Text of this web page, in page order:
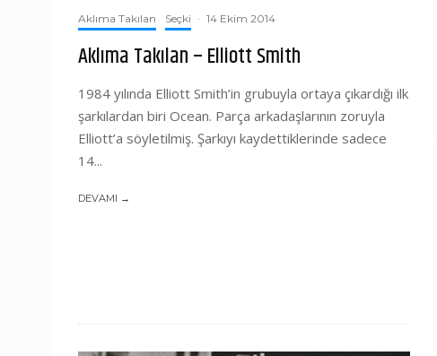
Aklıma Takılan Seçki · 14 Ekim 2014
Aklıma Takılan – Elliott Smith
1984 yılında Elliott Smith’in grubuyla ortaya çıkardığı ilk
şarkılardan biri Ocean. Parça arkadaşlarının zoruyla
Elliott’a söyletilmiş. Şarkıyı kaydettiklerinde sadece
14...
DEVAMI →